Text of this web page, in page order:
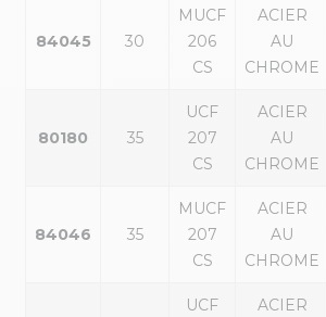
84045 30
MUCF
206
CS
ACIER
AU
CHROME
80180 35
UCF
207
CS
ACIER
AU
CHROME
84046 35
MUCF
207
CS
ACIER
AU
CHROME
UCF
ACIER